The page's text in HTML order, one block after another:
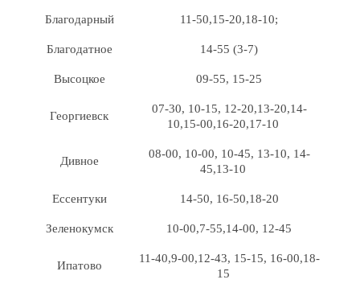
Благодарный 11-50,15-20,18-10;
Благодатное 14-55 (3-7)
Высоцкое 09-55, 15-25
Георгиевск
07-30, 10-15, 12-20,13-20,14-
10,15-00,16-20,17-10
Дивное
08-00, 10-00, 10-45, 13-10, 14-
45,13-10
Ессентуки 14-50, 16-50,18-20
Зеленокумск 10-00,7-55,14-00, 12-45
Ипатово
11-40,9-00,12-43, 15-15, 16-00,18-
15